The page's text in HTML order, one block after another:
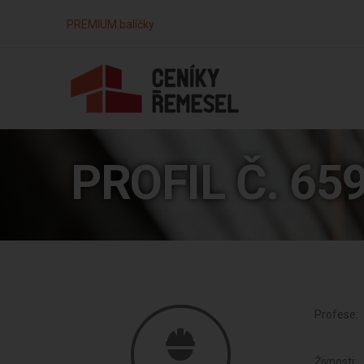
PREMIUM balíčky
PROFIL Č.
Profese: